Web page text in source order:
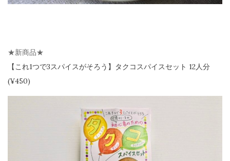
★新商品★
【これ1つで3スパイスがそろう】
タクコスパイスセット 12人分
(¥450)